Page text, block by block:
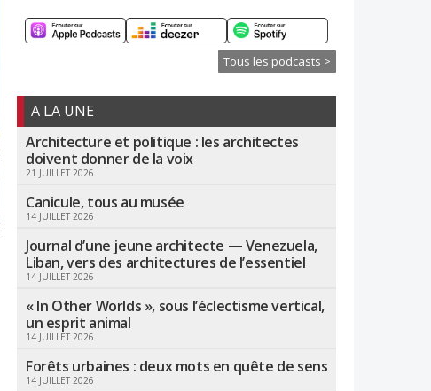
Tous les podcasts >
A LA UNE
Architecture et politique : les architectes
doivent donner de la voix
21 JUILLET 2026
Canicule, tous au musée
14 JUILLET 2026
Journal d’une jeune architecte — Venezuela,
Liban, vers des architectures de l’essentiel
14 JUILLET 2026
« In Other Worlds », sous l’éclectisme vertical,
un esprit animal
14 JUILLET 2026
Forêts urbaines : deux mots en quête de sens
14 JUILLET 2026